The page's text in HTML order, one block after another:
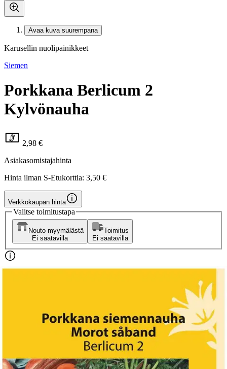
Avaa kuva suurempana
Karusellin nuolipainikkeet
Siemen
Porkkana Berlicum 2
Kylvönauha
2,98 €
Asiakasomistajahinta
Hinta ilman S-Etukorttia: 3,50 €
Verkkokaupan hinta
Valitse toimitustapa
Nouto myymälästä
Ei saatavilla
Toimitus
Ei saatavilla
Ilmainen toimitus yli 100 €:n tilauksille
Etu ei koske Suuri‑lisäpalvelulla toimitettavia tuotteita.